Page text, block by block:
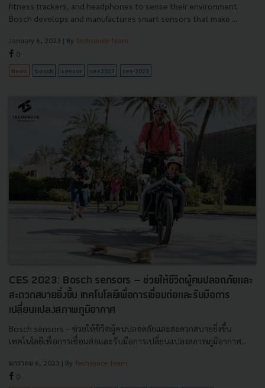
fitness trackers, and headphones to sense their environment.
Bosch develops and manufactures smart sensors that make ...
January 6, 2023 | By Techsauce Team
0
News bosch sensor ces2023 ces-2023
CES 2023: Bosch sensors – ช่วยให้ชีวิตผู้คนปลอดภัยและ
สะดวกสบายยิ่งขึ้น เทคโนโลยีเพื่อการเชื่อมต่อและรับมือการ
เปลี่ยนแปลงสภาพภูมิอากาศ
Bosch sensors – ช่วยให้ชีวิตผู้คนปลอดภัยและสะดวกสบายยิ่งขึ้น
เทคโนโลยีเพื่อการเชื่อมต่อและรับมือการเปลี่ยนแปลงสภาพภูมิอากาศ...
มกราคม 6, 2023 | By Techsauce Team
0